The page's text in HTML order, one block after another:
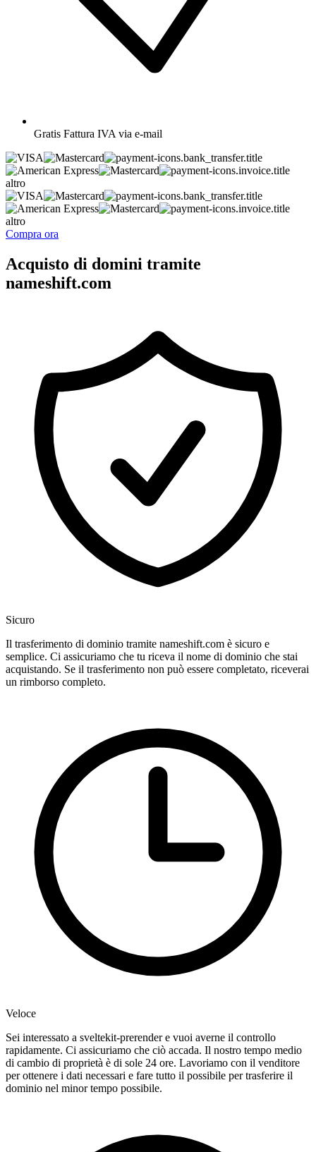
Gratis Fattura IVA via e-mail
altro
altro
Compra ora
Acquisto di domini tramite
nameshift.com
Sicuro
Il trasferimento di dominio tramite nameshift.com è sicuro e
semplice. Ci assicuriamo che tu riceva il nome di dominio che stai
acquistando. Se il trasferimento non può essere completato, riceverai
un rimborso completo.
Veloce
Sei interessato a sveltekit-prerender e vuoi averne il controllo
rapidamente. Ci assicuriamo che ciò accada. Il nostro tempo medio
di cambio di proprietà è di sole 24 ore. Lavoriamo con il venditore
per ottenere i dati necessari e fare tutto il possibile per trasferire il
dominio nel minor tempo possibile.